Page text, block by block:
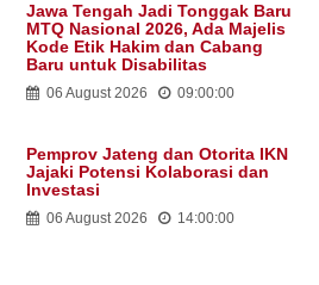
Jawa Tengah Jadi Tonggak Baru
MTQ Nasional 2026, Ada Majelis
Kode Etik Hakim dan Cabang
Baru untuk Disabilitas
06 August 2026 09:00:00
Pemprov Jateng dan Otorita IKN
Jajaki Potensi Kolaborasi dan
Investasi
06 August 2026 14:00:00